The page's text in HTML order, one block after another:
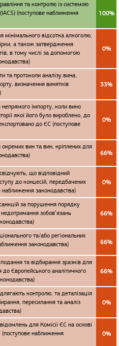
та контролю із системою
(поступове наближення
100%
відсотка алкоголю,
а також затвердження
в тому числі за допомогою
0%
та протоколи аналізу вина,
визначення винятків
33%
імпорту, коли вино
якої його було вироблено, до
до ЄС (поступове
0%
вин та вин, кріплених для
66%
що відповідний
до концесій, передбачених
наближення законодавства)
0%
за порушення порядку
зобов’язань
66%
та/або регіональних
законодавства)
66%
та відбирання зразків для
Європейського аналітичного
66%
контролю, та деталізація
пересилання та аналіз
0%
для Комісії ЄС на основі
(поступове наближення
0%